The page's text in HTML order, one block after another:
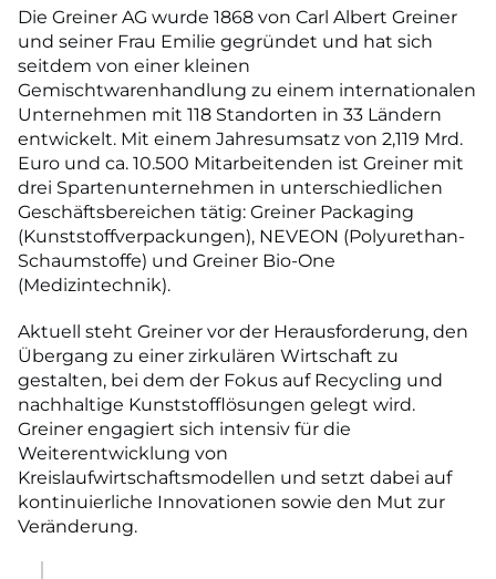
Die Greiner AG wurde 1868 von Carl Albert Greiner
und seiner Frau Emilie gegründet und hat sich
seitdem von einer kleinen
Gemischtwarenhandlung zu einem internationalen
Unternehmen mit 118 Standorten in 33 Ländern
entwickelt. Mit einem Jahresumsatz von 2,119 Mrd.
Euro und ca. 10.500 Mitarbeitenden ist Greiner mit
drei Spartenunternehmen in unterschiedlichen
Geschäftsbereichen tätig: Greiner Packaging
(Kunststoffverpackungen), NEVEON (Polyurethan-
Schaumstoffe) und Greiner Bio-One
(Medizintechnik).
Aktuell steht Greiner vor der Herausforderung, den
Übergang zu einer zirkulären Wirtschaft zu
gestalten, bei dem der Fokus auf Recycling und
nachhaltige Kunststofflösungen gelegt wird.
Greiner engagiert sich intensiv für die
Weiterentwicklung von
Kreislaufwirtschaftsmodellen und setzt dabei auf
kontinuierliche Innovationen sowie den Mut zur
Veränderung.